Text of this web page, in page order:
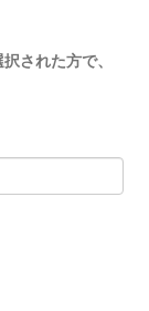
された方で、